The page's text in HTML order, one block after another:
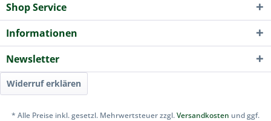
Shop Service
Informationen
Newsletter
Widerruf erklären
* Alle Preise inkl. gesetzl. Mehrwertsteuer zzgl.Versandkosten und ggf.